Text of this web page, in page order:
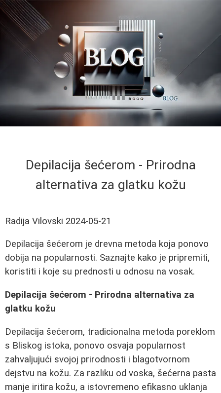
Depilacija šećerom - Prirodna
alternativa za glatku kožu
Radija Vilovski 2024-05-21
Depilacija šećerom je drevna metoda koja ponovo
dobija na popularnosti. Saznajte kako je pripremiti,
koristiti i koje su prednosti u odnosu na vosak.
Depilacija šećerom - Prirodna alternativa za
glatku kožu
Depilacija šećerom, tradicionalna metoda poreklom
s Bliskog istoka, ponovo osvaja popularnost
zahvaljujući svojoj prirodnosti i blagotvornom
dejstvu na kožu. Za razliku od voska, šećerna pasta
manje iritira kožu, a istovremeno efikasno uklanja